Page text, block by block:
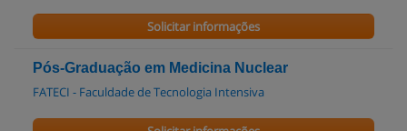
Solicitar informações
Pós-Graduação em Medicina Nuclear
FATECI - Faculdade de Tecnologia Intensiva